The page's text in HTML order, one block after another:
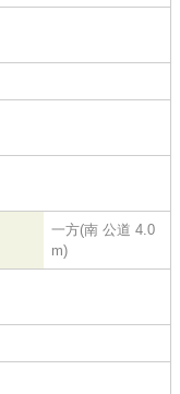
一方(南 公道 4.0
m)